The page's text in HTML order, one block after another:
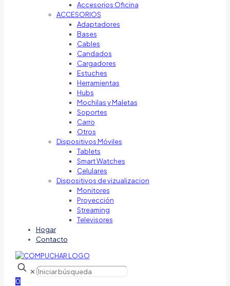
Accesorios Oficina
ACCESORIOS
Adaptadores
Bases
Cables
Candados
Cargadores
Estuches
Herramientas
Hubs
Mochilas y Maletas
Soportes
Carro
Otros
Dispositivos Móviles
Tablets
Smart Watches
Celulares
Dispositivos de vizualizacion
Monitores
Proyección
Streaming
Televisores
Hogar
Contacto
✕
0